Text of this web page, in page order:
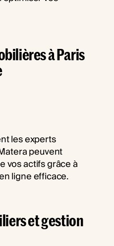
à Paris
et gestion